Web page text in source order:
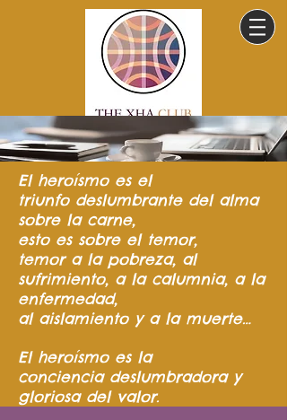
El heroísmo es el
triunfo deslumbrante del alma
sobre la carne,
esto es sobre el temor,
temor a la pobreza, al
sufrimiento, a la calumnia, a la
enfermedad,
al aislamiento y a la muerte…
El heroísmo es la
conciencia deslumbradora y
gloriosa del valor.